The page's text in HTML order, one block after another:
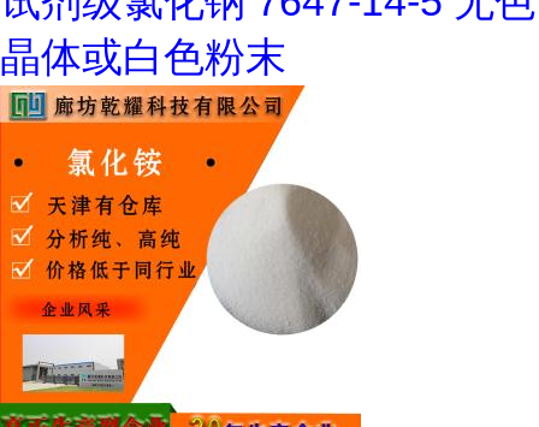
晶体或白色粉末